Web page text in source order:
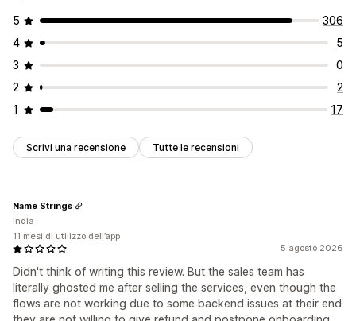
5
306
4
5
3
0
2
2
1
17
Scrivi una recensione Tutte le recensioni
5 agosto 2026
Didn't think of writing this review. But the sales team has
literally ghosted me after selling the services, even though the
flows are not working due to some backend issues at their end
Name Strings
India
11 mesi di utilizzo dell’app